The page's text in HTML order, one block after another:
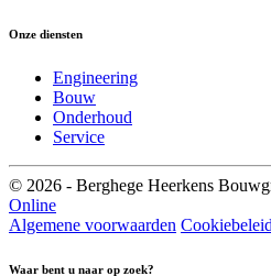
Onze diensten
Engineering
Bouw
Onderhoud
Service
© 2026 - Berghege Heerkens
Online
Algemene voorwaarden Cookiebeleid
Waar bent u naar op zoek?